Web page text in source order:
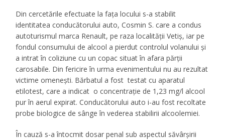
Din cercetările efectuate la fața locului s-a stabilit
identitatea conducătorului auto, Cosmin S. care a condus
autoturismul marca Renault, pe raza localității Vetiș, iar pe
fondul consumului de alcool a pierdut controlul volanului și
a intrat în coliziune cu un copac situat în afara părții
carosabile. Din fericire în urma evenimentului nu au rezultat
victime omenești. Bărbatul a fost testat cu aparatul
etilotest, care a indicat o concentrație de 1,23 mg/l alcool
pur în aerul expirat. Conducătorului auto i-au fost recoltate
probe biologice de sânge în vederea stabilirii alcoolemiei.
În cauză s-a întocmit dosar penal sub aspectul săvârșirii